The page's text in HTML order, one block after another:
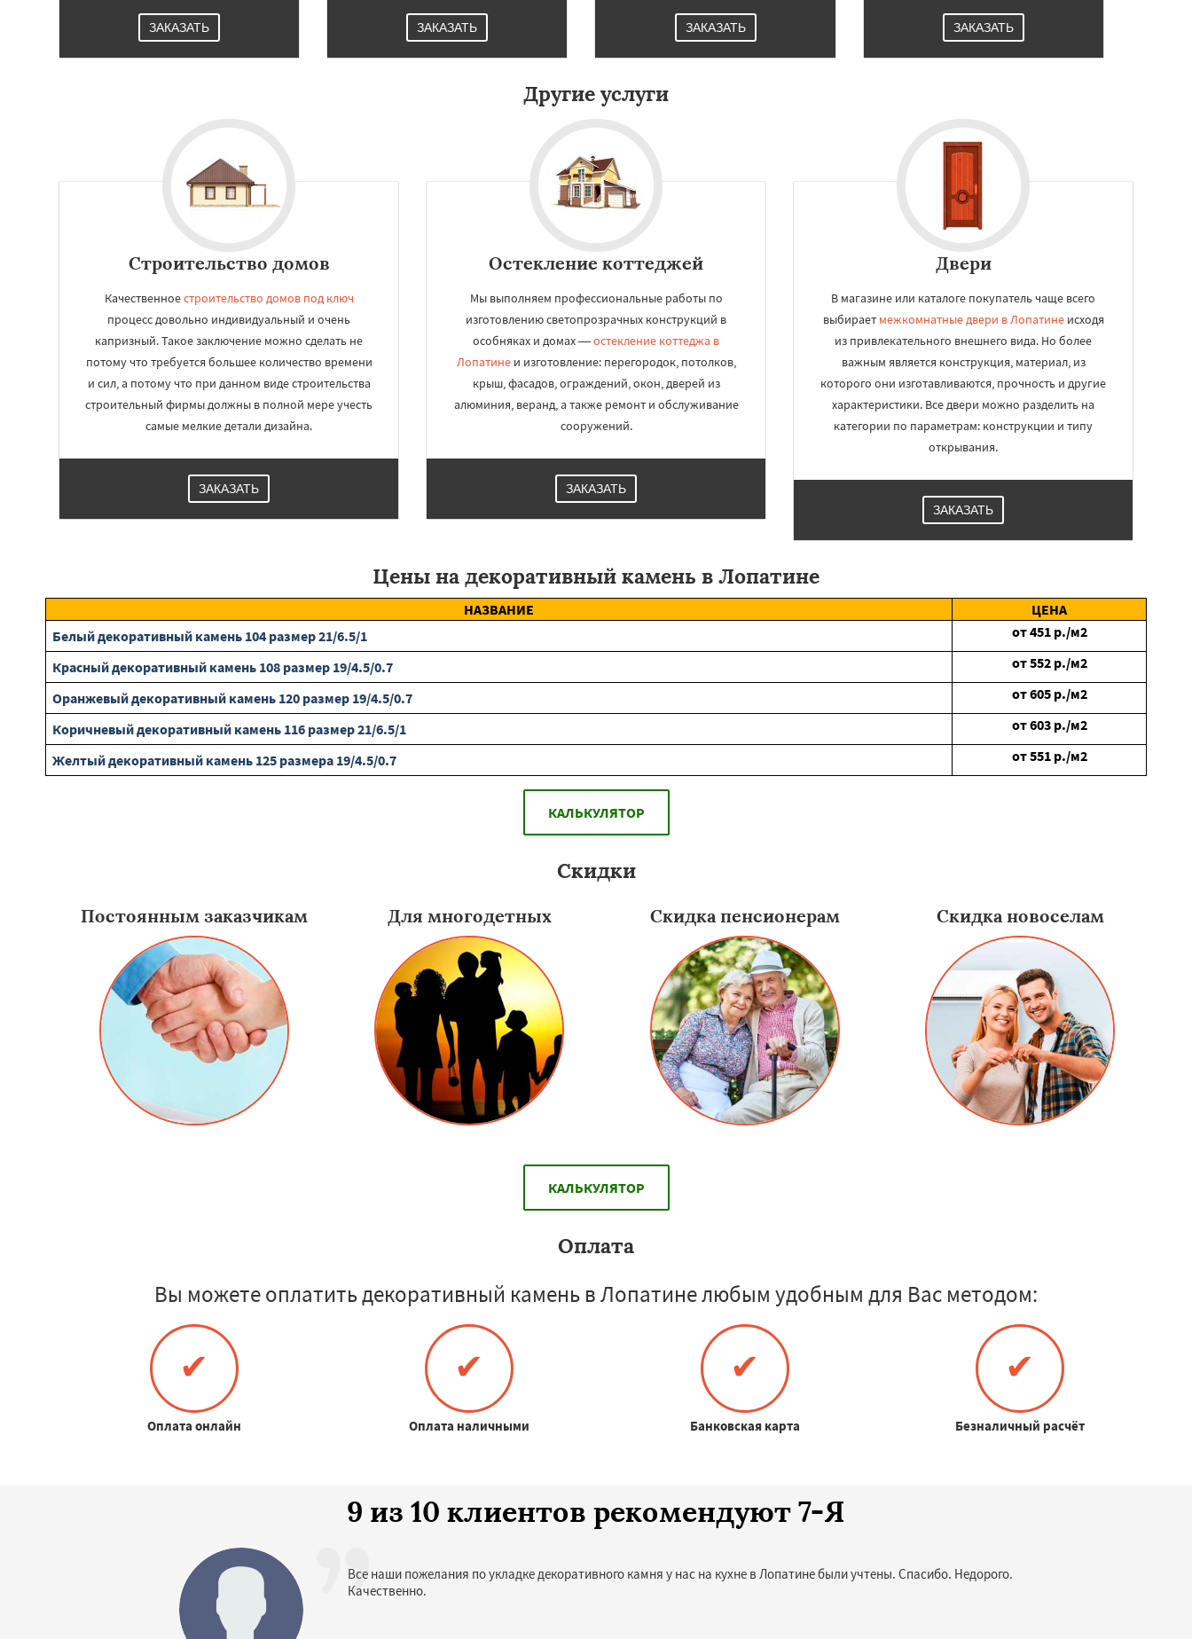
Обухово Октябрьский
Решетниково Родники
Северный Софрино
Томилино Тучково Уваровка Удельная
ЗАКАЗАТЬ ЗАКАЗАТЬ ЗАКАЗАТЬ ЗАКАЗАТЬ
Другие услуги
Строительство домов
Качественноестроительство домов под ключ
процесс довольно индивидуальный и очень
капризный. Такое заключение можно сделать не
потому что требуется большее количество времени
и сил, а потому что при данном виде строительства
строительный фирмы должны в полной мере учесть
самые мелкие детали дизайна.
ЗАКАЗАТЬ
Остекление коттеджей
Мы выполняем профессиональные работы по
изготовлению светопрозрачных конструкций в
особняках и домах —остекление коттеджа в
Лопатинеи изготовление: перегородок, потолков,
крыш, фасадов, ограждений, окон, дверей из
алюминия, веранд, а также ремонт и обслуживание
сооружений.
ЗАКАЗАТЬ
Двери
В магазине или каталоге покупатель чаще всего
выбирает межкомнатные двери в Лопатинеисходя
из привлекательного внешнего вида. Но более
важным является конструкция, материал, из
которого они изготавливаются, прочность и другие
характеристики. Все двери можно разделить на
категории по параметрам: конструкции и типу
открывания.
ЗАКАЗАТЬ
Цены на декоративный камень в Лопатине
НАЗВАНИЕ
ЦЕНА
Белый декоративный камень 104 размер 21/6.5/1
от451 р./м2
Красный декоративный камень 108 размер 19/4.5/0.7
от552 р./м2
Оранжевый декоративный камень 120 размер 19/4.5/0.7
от605 р./м2
Коричневый декоративный камень 116 размер 21/6.5/1
от603 р./м2
Желтый декоративный камень 125 размера 19/4.5/0.7
от551 р./м2
КАЛЬКУЛЯТОР
Скидки
Постоянным заказчикам Для многодетных Скидка пенсионерам Скидка новоселам
КАЛЬКУЛЯТОР
Оплата
Вы можете оплатить декоративный камень в Лопатине любым удобным для Вас методом:
✔
Оплата онлайн
✔
Оплата наличными
✔
Банковская карта
✔
Безналичный расчёт
9 из 10 клиентов рекомендуют 7-Я
Все наши пожелания по укладке декоративного камня у нас на кухне в Лопатине были учтены. Спасибо. Недорого.
Качественно.